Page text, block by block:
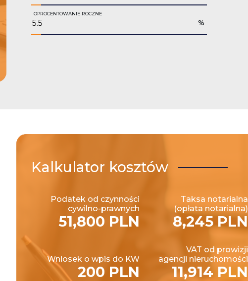
OPROCENTOWANIE ROCZNE
%
Kalkulator kosztów
Podatek od czynności
cywilno-prawnych
51,800 PLN
Taksa notarialna
(opłata notarialna)
8,245 PLN
Wniosek o wpis do KW
200 PLN
VAT od prowizji
agencji nieruchomości
11,914 PLN